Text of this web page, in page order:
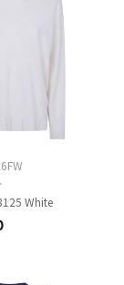
White